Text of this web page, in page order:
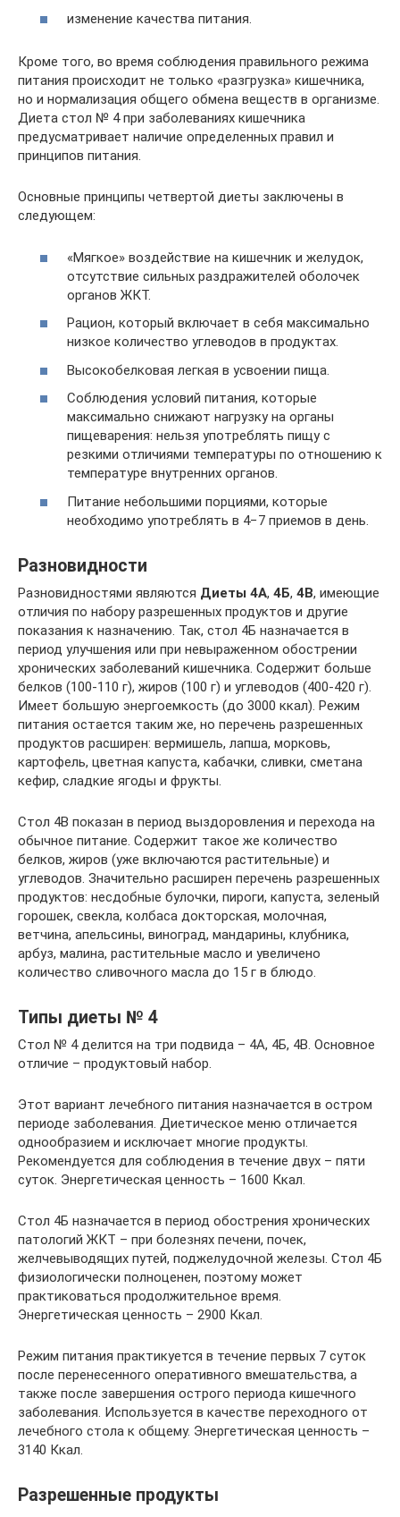
изменение качества питания.
Кроме того, во время соблюдения правильного режима
питания происходит не только «разгрузка» кишечника,
но и нормализация общего обмена веществ в организме.
Диета стол № 4 при заболеваниях кишечника
предусматривает наличие определенных правил и
принципов питания.
Основные принципы четвертой диеты заключены в
следующем:
«Мягкое» воздействие на кишечник и желудок,
отсутствие сильных раздражителей оболочек
органов ЖКТ.
Рацион, который включает в себя максимально
низкое количество углеводов в продуктах.
Высокобелковая легкая в усвоении пища.
Соблюдения условий питания, которые
максимально снижают нагрузку на органы
пищеварения: нельзя употреблять пищу с
резкими отличиями температуры по отношению к
температуре внутренних органов.
Питание небольшими порциями, которые
необходимо употреблять в 4−7 приемов в день.
Разновидности
Разновидностями являются Диеты 4А, 4Б, 4В, имеющие
отличия по набору разрешенных продуктов и другие
показания к назначению. Так, стол 4Б назначается в
период улучшения или при невыраженном обострении
хронических заболеваний кишечника. Содержит больше
белков (100-110 г), жиров (100 г) и углеводов (400-420 г).
Имеет большую энергоемкость (до 3000 ккал). Режим
питания остается таким же, но перечень разрешенных
продуктов расширен: вермишель, лапша, морковь,
картофель, цветная капуста, кабачки, сливки, сметана
кефир, сладкие ягоды и фрукты.
Стол 4В показан в период выздоровления и перехода на
обычное питание. Содержит такое же количество
белков, жиров (уже включаются растительные) и
углеводов. Значительно расширен перечень разрешенных
продуктов: несдобные булочки, пироги, капуста, зеленый
горошек, свекла, колбаса докторская, молочная,
ветчина, апельсины, виноград, мандарины, клубника,
арбуз, малина, растительные масло и увеличено
количество сливочного масла до 15 г в блюдо.
Типы диеты № 4
Стол № 4 делится на три подвида – 4А, 4Б, 4В. Основное
отличие – продуктовый набор.
Этот вариант лечебного питания назначается в остром
периоде заболевания. Диетическое меню отличается
однообразием и исключает многие продукты.
Рекомендуется для соблюдения в течение двух – пяти
суток. Энергетическая ценность – 1600 Ккал.
Стол 4Б назначается в период обострения хронических
патологий ЖКТ – при болезнях печени, почек,
желчевыводящих путей, поджелудочной железы. Стол 4Б
физиологически полноценен, поэтому может
практиковаться продолжительное время.
Энергетическая ценность – 2900 Ккал.
Режим питания практикуется в течение первых 7 суток
после перенесенного оперативного вмешательства, а
также после завершения острого периода кишечного
заболевания. Используется в качестве переходного от
лечебного стола к общему. Энергетическая ценность –
3140 Ккал.
Разрешенные продукты